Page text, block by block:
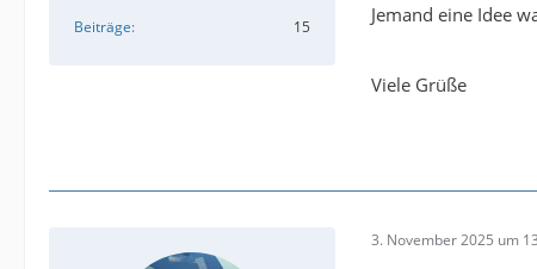
Beiträge 15
Jemand eine Idee
Viele Grüße
3. November 2025 um